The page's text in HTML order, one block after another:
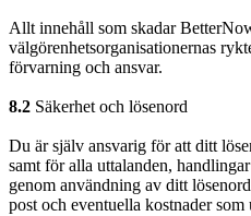
Allt innehåll som skadar
välgörenhetsorganisationernas
förvarning och ansvar.
8.2 Säkerhet och lösenord
Du är själv ansvarig för att ditt
samt för alla uttalanden,
genom användning av ditt
post och eventuella kostnader som